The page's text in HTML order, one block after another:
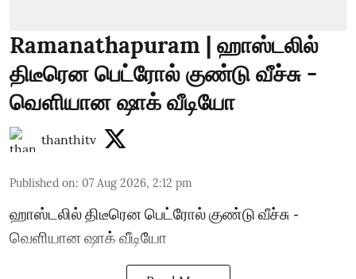
Ramanathapuram | ஹாஸ்டலில்
திடீரென பெட்ரோல் குண்டு வீச்சு -
வெளியான ஷாக் வீடியோ
thanthitv
Published on: 07 Aug 2026, 2:12 pm
ஹாஸ்டலில் திடீரென பெட்ரோல் குண்டு வீச்சு -
வெளியான ஷாக் வீடியோ